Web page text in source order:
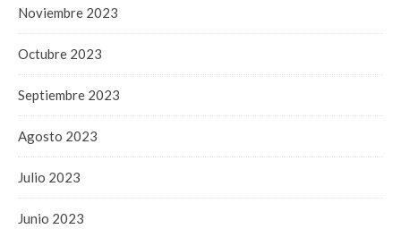
Noviembre 2023
Octubre 2023
Septiembre 2023
Agosto 2023
Julio 2023
Junio 2023